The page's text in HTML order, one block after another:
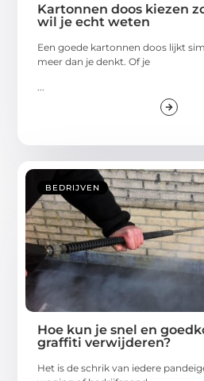
Kartonnen doos kiezen
wil je echt weten
Een goede kartonnen doos lijkt
meer dan je denkt. Of je
BEDRIJVEN
Hoe kun je snel en
graffiti verwijderen?
Het is de schrik van iedere